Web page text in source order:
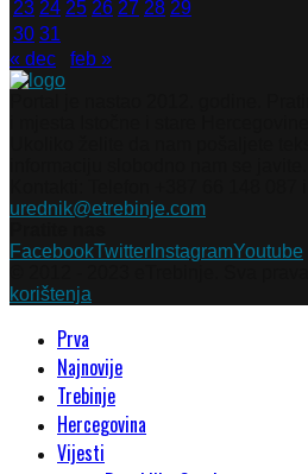
23 24 25 26 27 28 29
30 31
« dec
feb »
urednik@etrebinje.com
FacebookTwitter InstagramYoutube
korištenja
Prva
Najnovije
Trebinje
Hercegovina
Vijesti